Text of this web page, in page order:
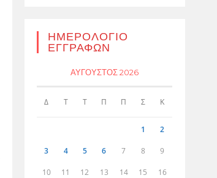
ΗΜΕΡΟΛΌΓΙΟ
ΕΓΓΡΑΦΏΝ
ΑΎΓΟΥΣΤΟΣ 2026
Δ Τ Τ Π Π Σ Κ
1 2
3 4 5 6 7 8 9
10 11 12 13 14 15 16